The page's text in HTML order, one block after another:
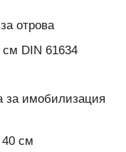
отрова
см DIN 61634
за имобилизация
см